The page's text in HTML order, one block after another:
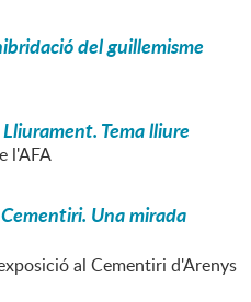
del guillemisme
Tema lliure
l'AFA
Cementiri. Una mirada
al Cementiri d'Arenys